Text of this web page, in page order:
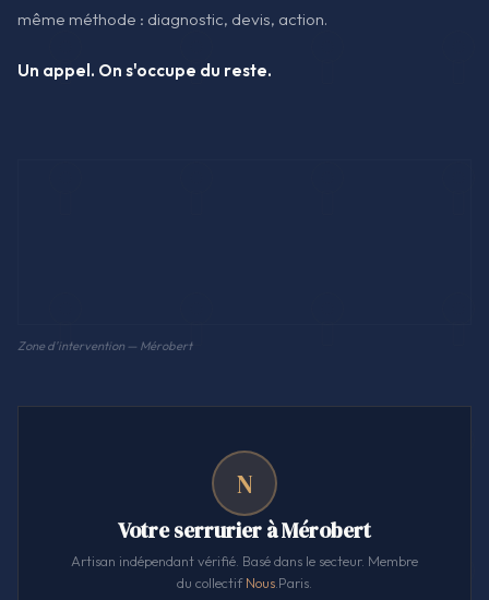
même méthode : diagnostic, devis, action.
Un appel. On s'occupe du reste.
Zone d'intervention — Mérobert
N
Votre serrurier à Mérobert
Artisan indépendant vérifié. Basé dans le secteur. Membre
du collectifNous .Paris.